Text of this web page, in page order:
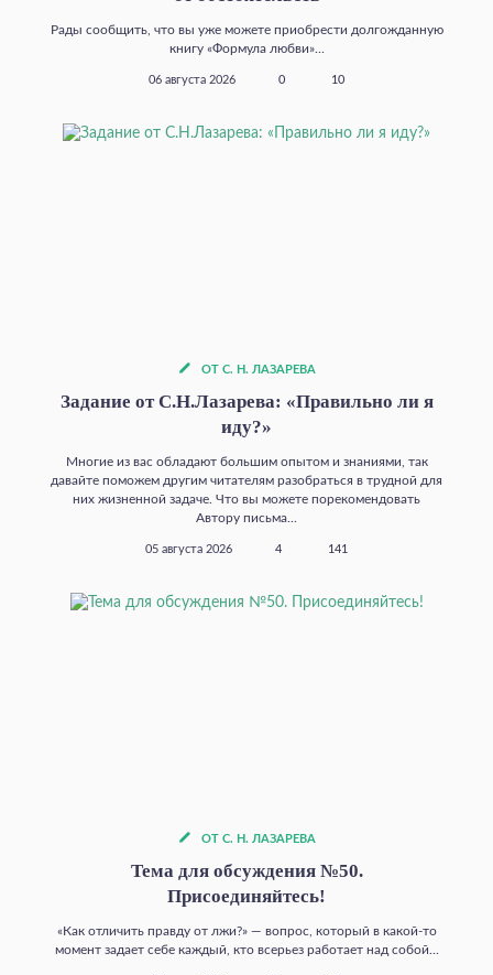
Рады сообщить, что вы уже можете приобрести долгожданную
книгу «Формула любви»...
06 августа 2026 0 10
ОТ С. Н. ЛАЗАРЕВА
Задание от С.Н.Лазарева: «Правильно ли я
иду?»
Многие из вас обладают большим опытом и знаниями, так
давайте поможем другим читателям разобраться в трудной для
них жизненной задаче. Что вы можете порекомендовать
Автору письма...
05 августа 2026 4 141
ОТ С. Н. ЛАЗАРЕВА
Тема для обсуждения №50.
Присоединяйтесь!
«Как отличить правду от лжи?» — вопрос, который в какой‑то
момент задает себе каждый, кто всерьез работает над собой...